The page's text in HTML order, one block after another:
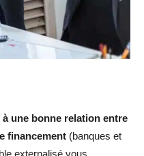
une bonne relation entre
financement (banques et
externalisé vous